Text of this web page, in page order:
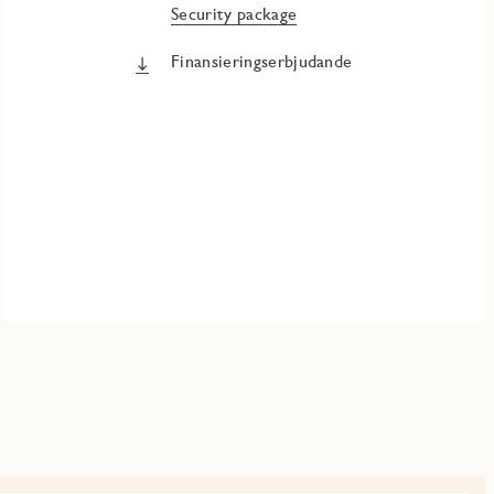
Security package
Finansieringserbjudande